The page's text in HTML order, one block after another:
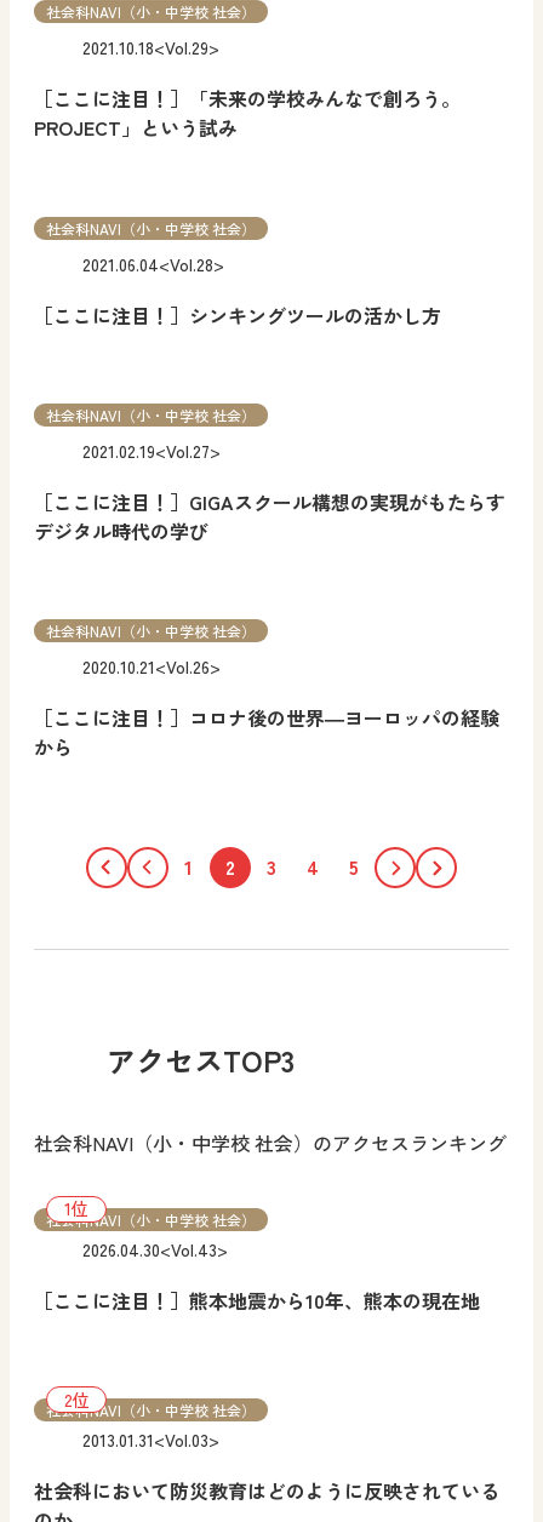
［ここに注目！］「未来の学校みんなで創ろう。
PROJECT」という試み
2021.10.18<Vol.29>
社会科NAVI（小・中学校 社会）
［ここに注目！］シンキングツールの活かし方
2021.06.04<Vol.28>
社会科NAVI（小・中学校 社会）
［ここに注目！］GIGAスクール構想の実現がもたらす
デジタル時代の学び
2021.02.19<Vol.27>
社会科NAVI（小・中学校 社会）
［ここに注目！］コロナ後の世界―ヨーロッパの経験
から
2020.10.21<Vol.26>
社会科NAVI（小・中学校 社会）
1 2 3 4 5
アクセスTOP3
社会科NAVI（小・中学校 社会）のアクセスランキング
［ここに注目！］熊本地震から10年、熊本の現在地
2026.04.30<Vol.43>
社会科NAVI（小・中学校 社会）
社会科において防災教育はどのように反映されている
2013.01.31<Vol.03>
社会科NAVI（小・中学校 社会）